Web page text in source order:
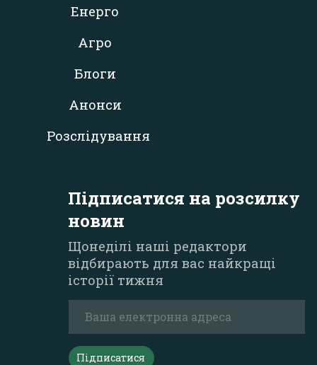
Енерго
Агро
Блоги
Анонси
Розслідування
Підписатися на розсилку
новин
Щонеділі наші редактори
відбирають для вас найкращі
історії тижня
Підписатися